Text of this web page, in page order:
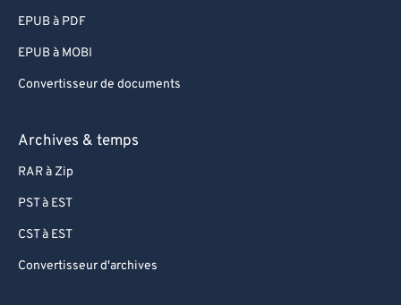
EPUB à PDF
EPUB à MOBI
Convertisseur de documents
Archives & temps
RAR à Zip
PST à EST
CST à EST
Convertisseur d'archives